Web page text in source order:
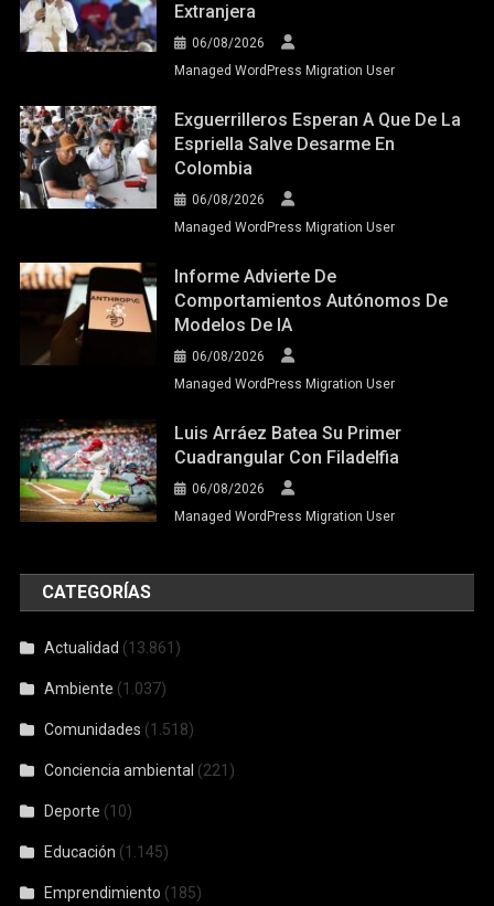
Extranjera
06/08/2026
Managed WordPress Migration User
Exguerrilleros Esperan A Que De La
Espriella Salve Desarme En
Colombia
06/08/2026
Managed WordPress Migration User
Informe Advierte De
Comportamientos Autónomos De
Modelos De IA
06/08/2026
Managed WordPress Migration User
Luis Arráez Batea Su Primer
Cuadrangular Con Filadelfia
06/08/2026
Managed WordPress Migration User
CATEGORÍAS
Actualidad (13.861)
Ambiente (1.037)
Comunidades (1.518)
Conciencia ambiental (221)
Deporte (10)
Educación (1.145)
Emprendimiento (185)